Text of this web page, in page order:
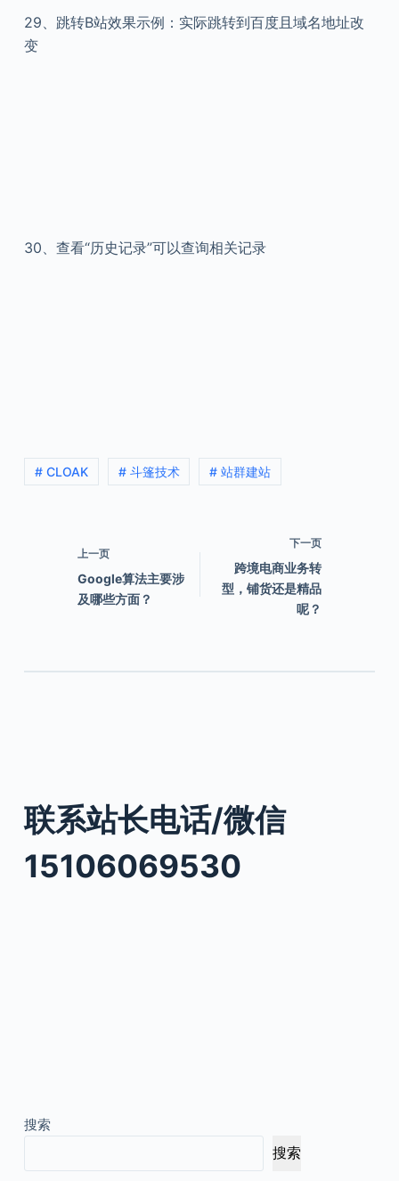
29、 跳转B站效果示例：实际跳转到百度且域名地址改
变
30、 查看“历史记录”可以查询相关记录
# CLOAK # 斗篷技术 # 站群建站
上一页
Google算法主要涉
及哪些方面？
下一页
跨境电商业务转
型，铺货还是精品
呢？
联系站长电话/微信
15106069530
搜索
搜索